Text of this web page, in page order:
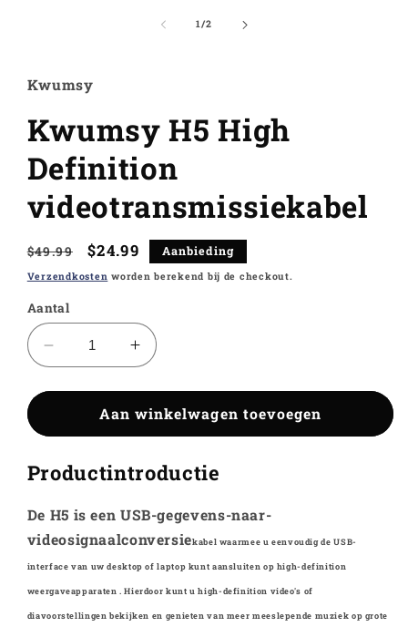
1/van
2
Kwumsy
Kwumsy H5 High
Definition
videotransmissiekabel
Normale
prijs
$49.99 Aanbiedingsprijs
$24.99 Aanbieding
Verzendkosten worden berekend bij de checkout.
Aantal
Aantal
verlagen
voor
Kwumsy
H5
Definition
Aantal
verhogen
voor
Kwumsy
H5
Definition
Aan winkelwagen toevoegen
Productintroductie
De H5 is een USB-gegevens-naar-
videosignaalconversiekabel waarmee u eenvoudig deUSB-
interface van uw desktop of laptop kunt aansluiten op high-definition
weergaveapparaten . Hierdoor kunt uhigh-definition video's of
diavoorstellingen bekijken en genieten van meer meeslepende muziek op grote